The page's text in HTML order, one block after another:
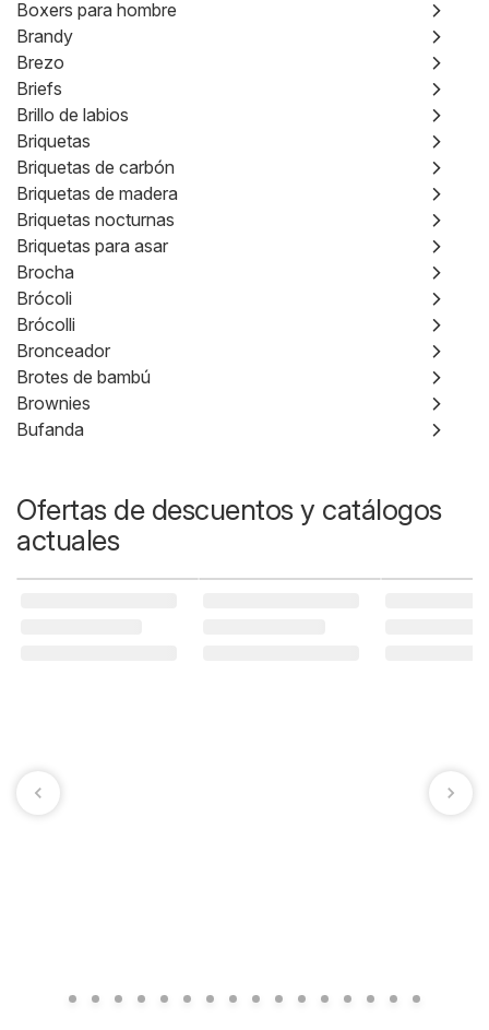
Boxers para hombre
Brandy
Brezo
Briefs
Brillo de labios
Briquetas
Briquetas de carbón
Briquetas de madera
Briquetas nocturnas
Briquetas para asar
Brocha
Brócoli
Brócolli
Bronceador
Brotes de bambú
Brownies
Bufanda
Ofertas de descuentos y catálogos
actuales